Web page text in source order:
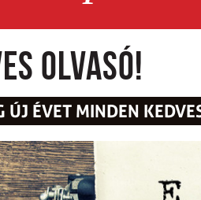
Olvasó!
ÚJ ÉVET MINDEN